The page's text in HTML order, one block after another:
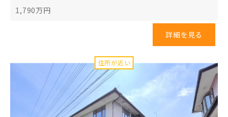
1,790万円
詳細を見る